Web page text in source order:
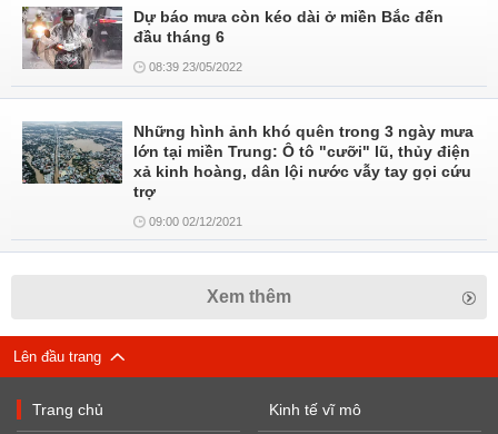
Dự báo mưa còn kéo dài ở miền Bắc đến
đầu tháng 6
08:39 23/05/2022
Những hình ảnh khó quên trong 3 ngày mưa
lớn tại miền Trung: Ô tô "cưỡi" lũ, thủy điện
xả kinh hoàng, dân lội nước vẫy tay gọi cứu
trợ
09:00 02/12/2021
Xem thêm
Lên đầu trang
Trang chủ Kinh tế vĩ mô